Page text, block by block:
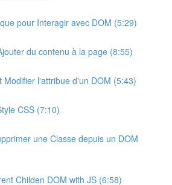
pour Interagir avec DOM (5:29)
du contenu à la page (8:55)
Modifier l'attribue d'un DOM (5:43)
CSS (7:10)
une Classe depuis un DOM
Childen DOM with JS (6:58)